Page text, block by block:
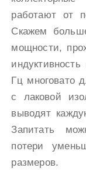
работают от
Скажем
мощности,
Гц многовато
с лаковой
выводят
Запитать
потери
размеров.